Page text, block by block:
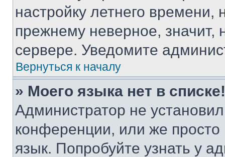
настройку летнего
прежнему неверное, значит,
сервере. Уведомите
Вернуться к началу
» Моего языка нет в списке!
Администратор не
конференции, или же
язык. Попробуйте узнать у